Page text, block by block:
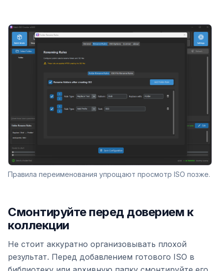
Правила переименования упрощают просмотр ISO позже.
Смонтируйте перед доверием к
коллекции
Не стоит аккуратно организовывать плохой
результат. Перед добавлением готового ISO в